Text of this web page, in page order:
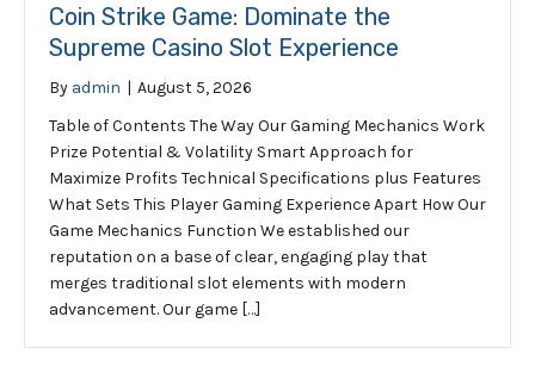
Coin Strike Game: Dominate the
Supreme Casino Slot Experience
By admin | August 5, 2026
Table of Contents The Way Our Gaming Mechanics Work
Prize Potential & Volatility Smart Approach for
Maximize Profits Technical Specifications plus Features
What Sets This Player Gaming Experience Apart How Our
Game Mechanics Function We established our
reputation on a base of clear, engaging play that
merges traditional slot elements with modern
advancement. Our game […]